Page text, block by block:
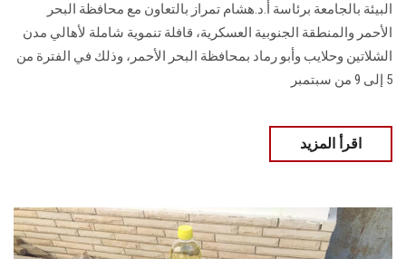
البيئة بالجامعة برئاسة أ.د.هشام تمراز بالتعاون مع محافظة البحر
الأحمر والمنطقة الجنوبية العسكرية، قافلة تنموية شاملة لأهالي مدن
الشلاتين وحلايب وأبو رماد بمحافظة البحر الأحمر، وذلك في الفترة من
5 إلى 9 من سبتمبر
اقرأ المزيد